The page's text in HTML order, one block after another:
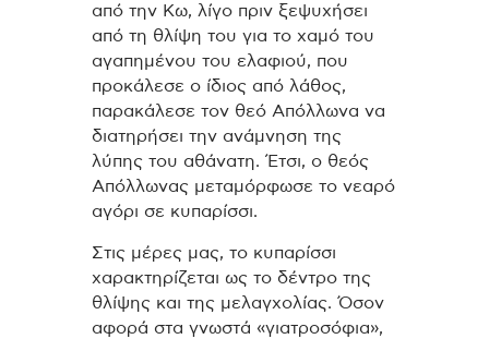
από την Κω, λίγο πριν ξεψυχήσει
από τη θλίψη του για το χαμό του
αγαπημένου του ελαφιού, που
προκάλεσε ο ίδιος από λάθος,
παρακάλεσε τον θεό Απόλλωνα να
διατηρήσει την ανάμνηση της
λύπης του αθάνατη. Έτσι, ο θεός
Απόλλωνας μεταμόρφωσε το νεαρό
αγόρι σε κυπαρίσσι.
Στις μέρες μας, το κυπαρίσσι
χαρακτηρίζεται ως το δέντρο της
θλίψης και της μελαγχολίας. Όσον
αφορά στα γνωστά «γιατροσόφια»,